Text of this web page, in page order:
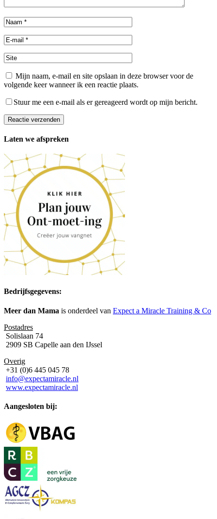
Mijn naam, e-mail en site opslaan in deze browser voor de
volgende keer wanneer ik een reactie plaats.
Stuur me een e-mail als er gereageerd wordt op mijn bericht.
Reactie verzenden
Laten we afspreken
Bedrijfsgegevens:
Meer dan Mama is onderdeel van Expect a Miracle Training & Co
Postadres
Solislaan 74
2909 SB Capelle aan den IJssel
Overig
+31 (0)6 445 045 78
info@expectamiracle.nl
www.expectamiracle.nl
Aangesloten bij: